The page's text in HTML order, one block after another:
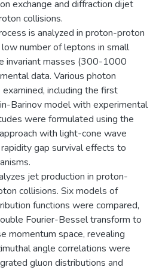
exchange and diffraction dijet
collisions.
is analyzed in proton-proton
number of leptons in small
invariant masses (300-1000
data. Various photon
including the first
Barinov model with experimental
were formulated using the
with light-cone wave
gap survival effects to
jet production in proton-
collisions. Six models of
functions were compared,
Fourier-Bessel transform to
momentum space, revealing
angle correlations were
gluon distributions and